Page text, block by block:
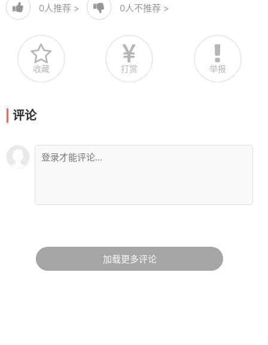
0人推荐 > 0人不推荐 >
收藏 打赏 举报
评论
加载更多评论